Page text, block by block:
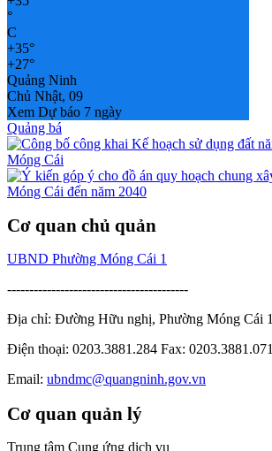
°
C
+35°
+27°
Quảng Ninh
Chủ Nhật, 09
Xem Dự báo 7 ngày
Quảng bá
Cơ quan chủ quản
UBND Phường Móng Cái 1
-----------------------------------------
Địa chỉ: Đường Hữu nghị, Phường Móng Cái 1
Điện thoại: 0203.3881.284 Fax: 0203.3881.071
Email: ubndmc@quangninh.gov.vn
Cơ quan quản lý
Trung tâm Cung ứng dịch vụ